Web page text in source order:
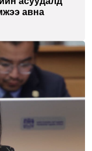
авна